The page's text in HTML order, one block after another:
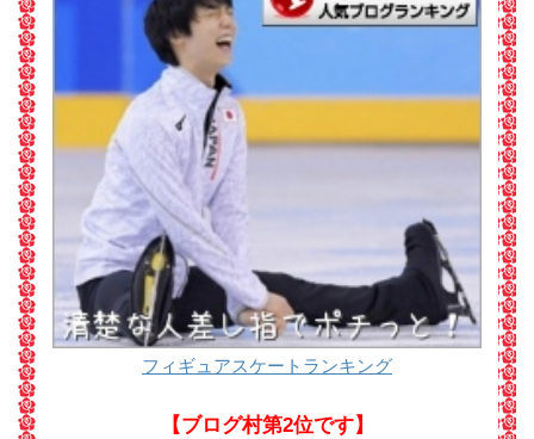
フィギュアスケートランキング
【ブログ村第2位です】